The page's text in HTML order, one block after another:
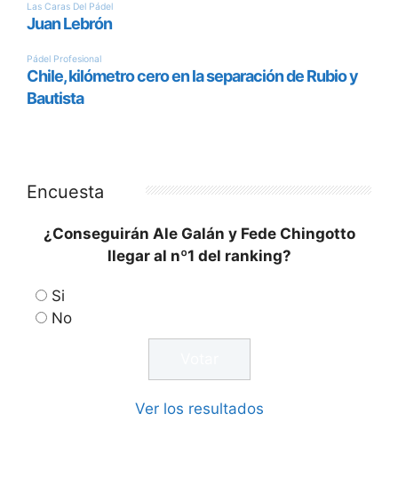
Encuesta
¿Conseguirán Ale Galán y Fede Chingotto
llegar al nº1 del ranking?
Si
No
Ver los resultados